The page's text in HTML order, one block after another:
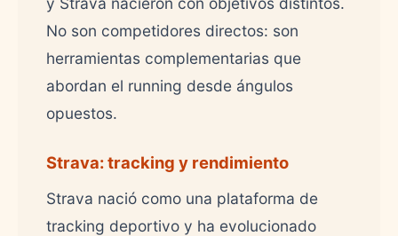
No son competidores directos: son
herramientas complementarias que
abordan el running desde ángulos
opuestos.
Strava: tracking y rendimiento
Strava nació como una plataforma de
tracking deportivo y ha evolucionado